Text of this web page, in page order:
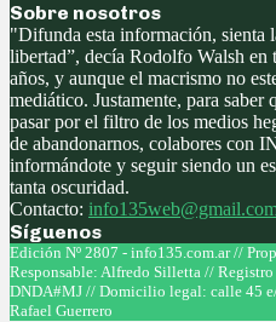
Sobre nosotros
"Difunda esta información, sienta
libertad”, decía Rodolfo Walsh en
años, y aunque el macrismo no
mediático. Justamente, para saber
pasar por el filtro de los medios
de abandonarnos, colabores con
informándote y seguir siendo un
tanta oscuridad.
Contacto:
Síguenos
Facebook
Twitter
Instagram
Youtube
Edición Nº 2807 - info135.com.ar //
Responsable: Alfredo Silletta //
DNDA#MJ // Domicilio legal: calle 45
Rafael Guerrero